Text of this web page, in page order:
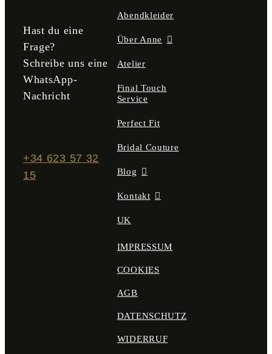
werden
Hast du eine
Frage?
Schreibe uns eine
WhatsApp-
Nachricht
+34 623 57 32
15
Abendkleider
Über Anne
Atelier
Final Touch
Service
Perfect Fit
Bridal Couture
Blog
Kontakt
UK
IMPRESSUM
COOKIES
AGB
DATENSCHUTZ
WIDERRUF